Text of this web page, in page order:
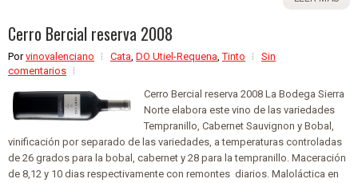
Cerro Bercial reserva 2008
Porvinovalenciano Cata DO Utiel-Requena ,Tinto
Sin
comentarios
Cerro Bercial reserva 2008 La Bodega Sierra
Norte elabora este vino de las variedades
Tempranillo, Cabernet Sauvignon y Bobal,
vinificación por separado de las variedades, a temperaturas controladas
de 26 grados para la bobal, cabernet y 28 para la tempranillo. Maceración
de 8,12 y 10 dias respectivamente con remontes diarios. Maloláctica en